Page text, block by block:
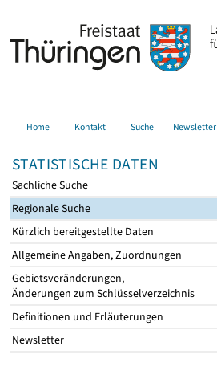
Home Kontakt Suche Newsletter
STATISTISCHE DATEN
Sachliche Suche
Regionale Suche
Kürzlich bereitgestellte Daten
Allgemeine Angaben, Zuordnungen
Gebietsveränderungen,
Änderungen zum Schlüsselverzeichnis
Definitionen und Erläuterungen
Newsletter